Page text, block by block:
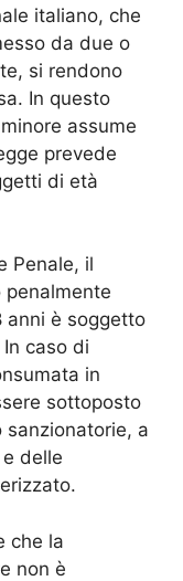
italiano, che
da due o
si rendono
In questo
assume
prevede
di età
Penale, il
penalmente
anni è soggetto
caso di
in
sottoposto
sanzionatorie, a
delle
che la
non è